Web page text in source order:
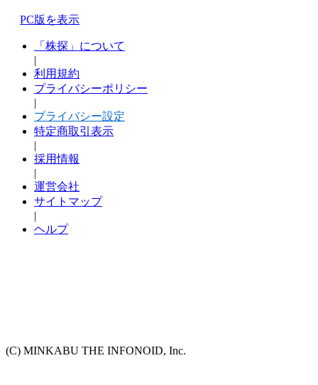
PC版を表示
「株探」について
|
利用規約
プライバシーポリシー
|
プライバシー設定
特定商取引表示
|
採用情報
|
運営会社
サイトマップ
|
ヘルプ
(C) MINKABU THE INFONOID, Inc.